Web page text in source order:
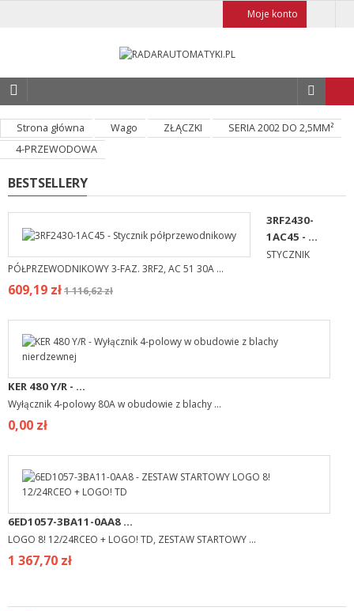
Moje konto
Strona główna Wago ZŁĄCZKI
SERIA 2002 DO 2,5MM²
4-PRZEWODOWA
BESTSELLERY
3RF2430-
1AC45 - ...
STYCZNIK
PÓŁPRZEWODNIKOWY 3-FAZ. 3RF2, AC 51 30A ...
609,19 zł1 116,62 zł
KER 480 Y/R - ...
Wyłącznik 4-polowy 80A w obudowie z blachy ...
0,00 zł
6ED1057-3BA11-0AA8 ...
LOGO 8! 12/24RCEO + LOGO! TD, ZESTAW STARTOWY ...
1 367,70 zł